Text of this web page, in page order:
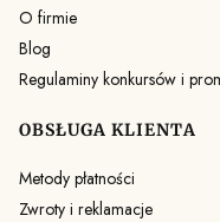
O firmie
Blog
Regulaminy konkursów i
OBSŁUGA KLIENTA
Metody płatności
Zwroty i reklamacje